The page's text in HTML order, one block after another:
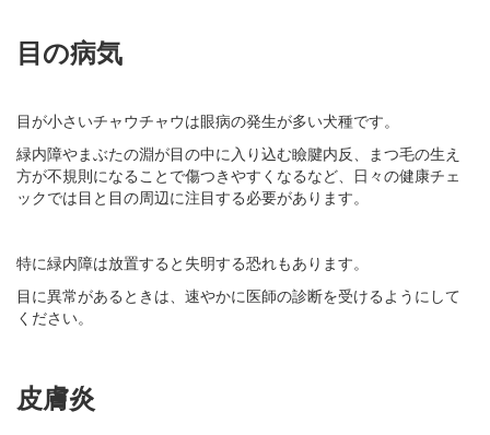
目の病気
目が小さいチャウチャウは眼病の発生が多い犬種です。
緑内障やまぶたの淵が目の中に入り込む瞼腱内反、まつ毛の生え
方が不規則になることで傷つきやすくなるなど、日々の健康チェ
ックでは目と目の周辺に注目する必要があります。
特に緑内障は放置すると失明する恐れもあります。
目に異常があるときは、速やかに医師の診断を受けるようにして
ください。
皮膚炎